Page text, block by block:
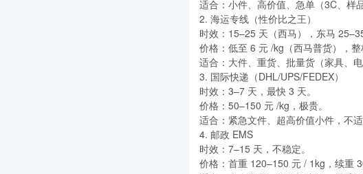
适合：小件、高价值、急单（3C、样
2. 海运专线（性价比之王）
时效：15–25 天（西马），东马 25–35
价格：低至 6 元 /kg（西马普货），整
适合：大件、重货、批量货（家具、
3. 国际快递（DHL/UPS/FEDEX）
时效：3–7 天，最快 3 天。
价格：50–150 元 /kg，极贵。
适合：紧急文件、超高价值小件，不适
4. 邮政 EMS
时效：7–15 天，不稳定。
价格：首重 120–150 元 / 1kg，续重